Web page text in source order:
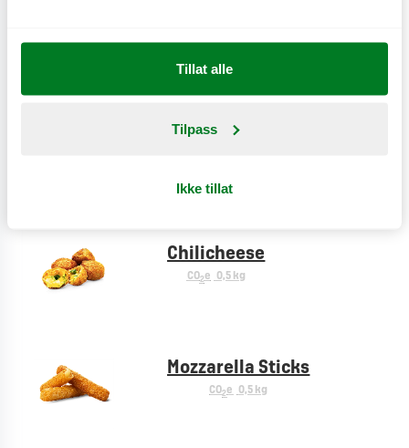
Tillat alle
Tilpass
Ikke tillat
Creole fries
Chilicheese
CO2e 0,5 kg
Mozzarella Sticks
CO2e 0,5 kg